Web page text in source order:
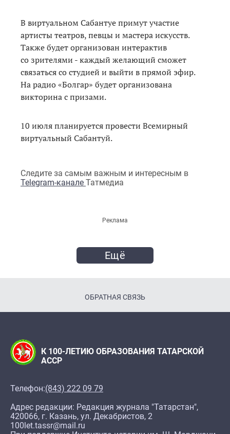
В виртуальном Сабантуе примут участие
артисты театров, певцы и мастера искусств.
Также будет организован интерактив
со зрителями - каждый желающий сможет
связаться со студией и выйти в прямой эфир.
На радио «Болгар» будет организована
викторина с призами.
10 июля планируется провести Всемирный
виртуальный Сабантуй.
Следите за самым важным и интересным в
Telegram-канале Татмедиа
Реклама
Ещё
ОБРАТНАЯ СВЯЗЬ
К 100-ЛЕТИЮ ОБРАЗОВАНИЯ ТАТАРСКОЙ
АССР
Телефон:(843) 222 09 79
Адрес редакции: Редакция журнала "Татарстан",
420066, г. Казань, ул. Декабристов, 2
100let.tassr@mail.ru